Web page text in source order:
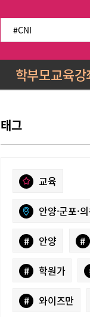
학부모교육강
태그
교육
안양·군포·
# 안양 #
# 학원가
# 와이즈만